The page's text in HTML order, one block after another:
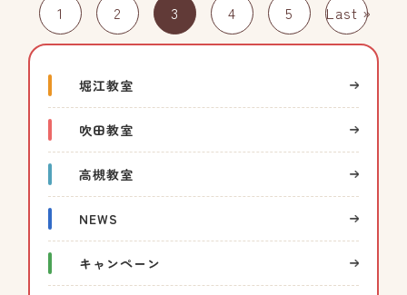
1 2 3 4 5 Last »
堀江教室
吹田教室
高槻教室
NEWS
キャンペーン